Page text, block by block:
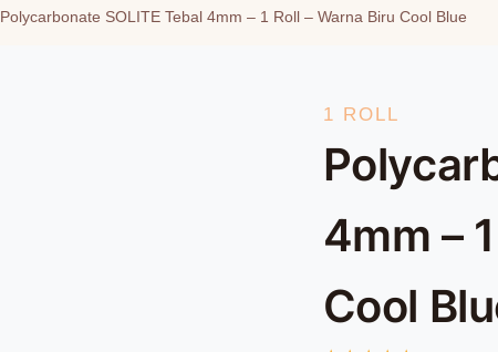
Polycarbonate SOLITE Tebal 4mm – 1 Roll – Warna Biru Cool Blue
1 ROLL
4mm –
Cool